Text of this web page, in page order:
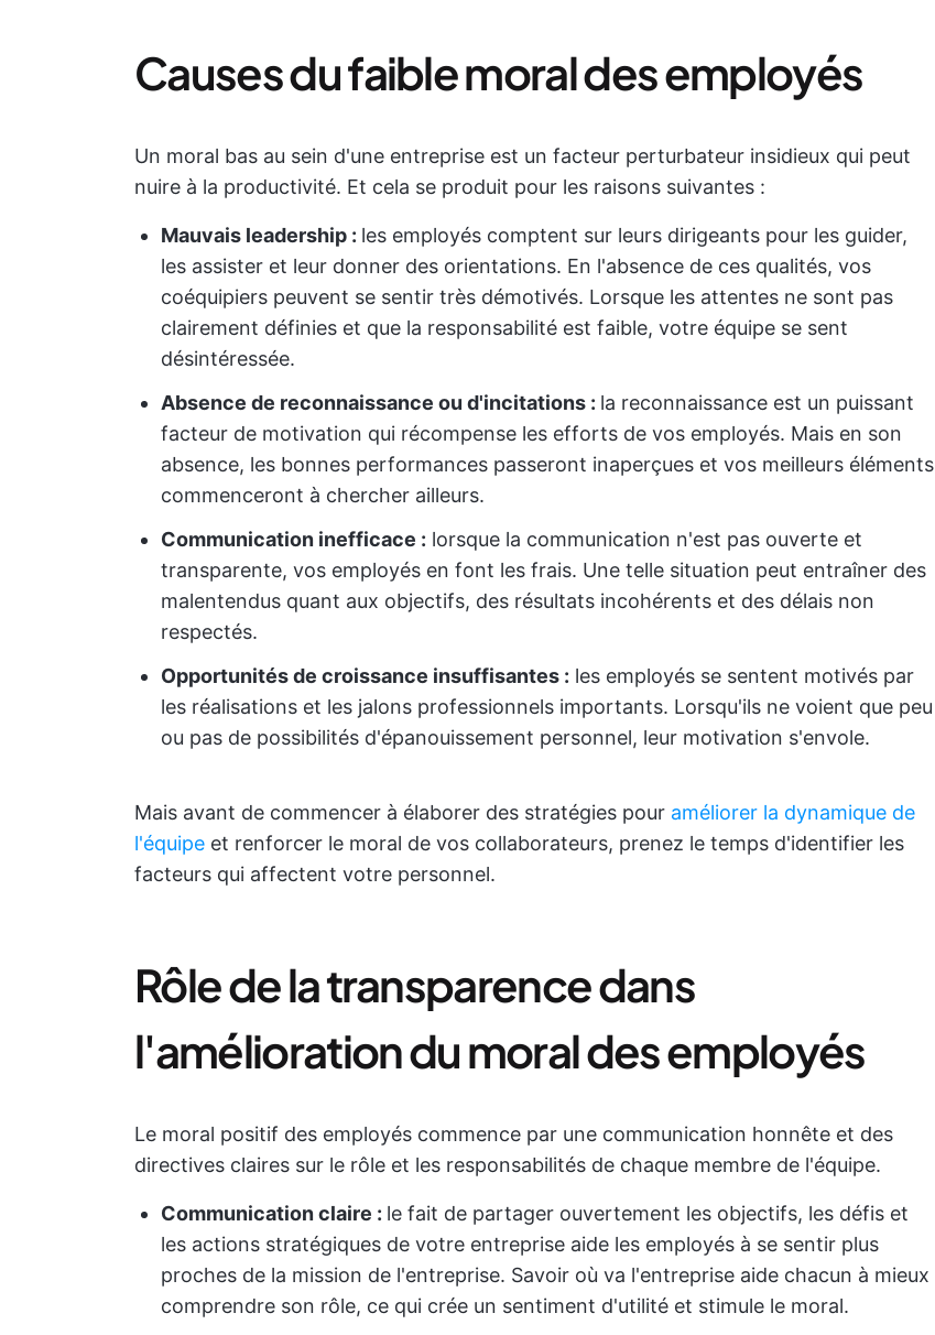
Causes du faible moral des employés
Un moral bas au sein d'une entreprise est un facteur perturbateur insidieux qui peut
nuire à la productivité. Et cela se produit pour les raisons suivantes :
Mauvais leadership : les employés comptent sur leurs dirigeants pour les guider,
les assister et leur donner des orientations. En l'absence de ces qualités, vos
coéquipiers peuvent se sentir très démotivés. Lorsque les attentes ne sont pas
clairement définies et que la responsabilité est faible, votre équipe se sent
désintéressée.
Absence de reconnaissance ou d'incitations : la reconnaissance est un puissant
facteur de motivation qui récompense les efforts de vos employés. Mais en son
absence, les bonnes performances passeront inaperçues et vos meilleurs éléments
commenceront à chercher ailleurs.
Communication inefficace : lorsque la communication n'est pas ouverte et
transparente, vos employés en font les frais. Une telle situation peut entraîner des
malentendus quant aux objectifs, des résultats incohérents et des délais non
respectés.
Opportunités de croissance insuffisantes : les employés se sentent motivés par
les réalisations et les jalons professionnels importants. Lorsqu'ils ne voient que peu
ou pas de possibilités d'épanouissement personnel, leur motivation s'envole.
Mais avant de commencer à élaborer des stratégies pour améliorer la dynamique de
l'équipe et renforcer le moral de vos collaborateurs, prenez le temps d'identifier les
facteurs qui affectent votre personnel.
Rôle de la transparence dans
l'amélioration du moral des employés
Le moral positif des employés commence par une communication honnête et des
directives claires sur le rôle et les responsabilités de chaque membre de l'équipe.
Communication claire : le fait de partager ouvertement les objectifs, les défis et
les actions stratégiques de votre entreprise aide les employés à se sentir plus
proches de la mission de l'entreprise. Savoir où va l'entreprise aide chacun à mieux
comprendre son rôle, ce qui crée un sentiment d'utilité et stimule le moral.